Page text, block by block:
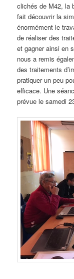
clichés de M42, la
fait découvrir la
énormément le
de réaliser des
et gagner ainsi en
nous a remis
des traitements
pratiquer un peu
efficace. Une
prévue le samedi